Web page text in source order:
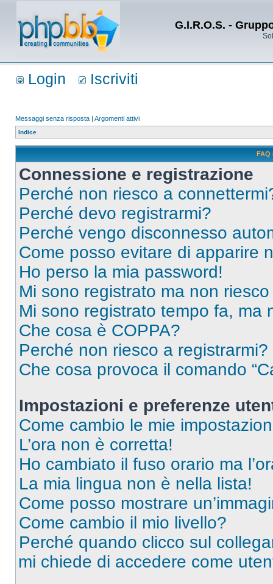
G.I.R.O.S. -
Login Iscriviti
Messaggi senza risposta | Argomenti attivi
Indice
FAQ
Connessione e registrazione
Perché non riesco a
Perché devo registrarmi?
Perché vengo disconnesso
Come posso evitare di apparire
Ho perso la mia password!
Mi sono registrato ma non
Mi sono registrato tempo fa, ma
Che cosa è COPPA?
Perché non riesco a registrarmi?
Che cosa provoca il comando
Impostazioni e preferenze
Come cambio le mie
L’ora non è corretta!
Ho cambiato il fuso orario ma
La mia lingua non è nella lista!
Come posso mostrare
Come cambio il mio livello?
Perché quando clicco sul
mi chiede di accedere come